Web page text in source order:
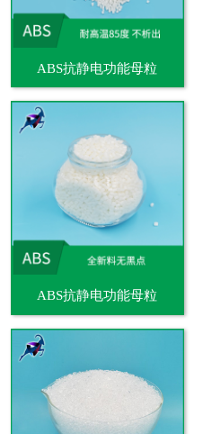
ABS抗静电功能母粒
ABS抗静电功能母粒